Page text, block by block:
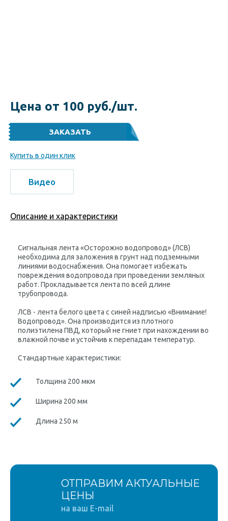
Цена от 100 руб./шт.
Купить в один клик
Видео
Описание и характеристики
Сигнальная лента «Осторожно водопровод» (ЛСВ)
необходима для заложения в грунт над подземными
линиями водоснабжения. Она помогает избежать
повреждения водопровода при проведении земляных
работ. Прокладывается лента по всей длине
трубопровода.
ЛСВ - лента белого цвета с синей надписью «Внимание!
Водопровод». Она производится из плотного
полиэтилена ПВД, который не гниет при нахождении во
влажной почве и устойчив к перепадам температур.
Стандартные характеристики:
Толщина 200 мкм
Ширина 200 мм
Длина 250 м
ОТПРАВИМ АКТУАЛЬНЫЕ
ЦЕНЫ
на ваш E-mail